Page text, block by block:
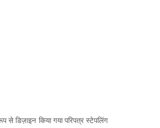
से डिज़ाइन किया गया परिपत्र स्टेपलिंग